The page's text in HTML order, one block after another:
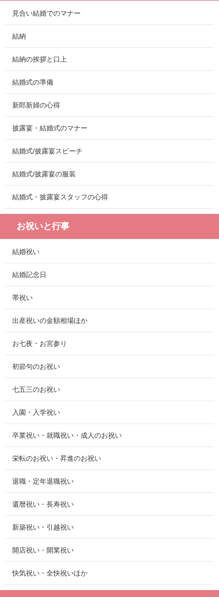
見合い結婚でのマナー
結納
結納の挨拶と口上
結婚式の準備
新郎新婦の心得
披露宴・結婚式のマナー
結婚式/披露宴スピーチ
結婚式/披露宴の服装
結婚式・披露宴スタッフの心得
お祝いと行事
結婚祝い
結婚記念日
帯祝い
出産祝いの金額相場ほか
お七夜・お宮参り
初節句のお祝い
七五三のお祝い
入園・入学祝い
卒業祝い・就職祝い・成人のお祝い
栄転のお祝い・昇進のお祝い
退職・定年退職祝い
還暦祝い・長寿祝い
新築祝い・引越祝い
開店祝い・開業祝い
快気祝い・全快祝いほか